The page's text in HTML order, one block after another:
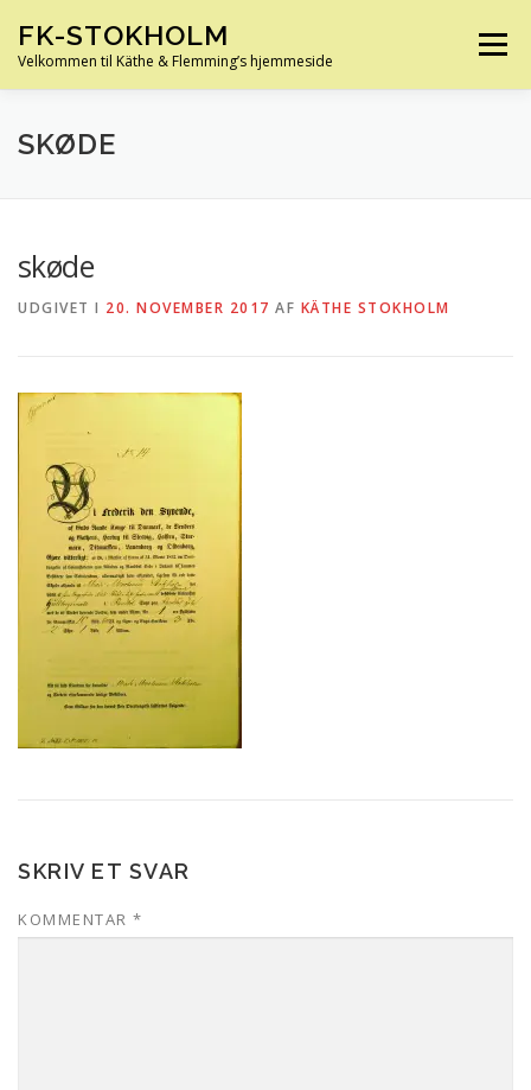
indhold
FK-STOKHOLM
Velkommen til Käthe & Flemming’s hjemmeside
Menu
HJEM
SKØDE
skøde
UDGIVET I 20. NOVEMBER 2017 AF KÄTHE STOKHOLM
SKRIV ET SVAR
KOMMENTAR *